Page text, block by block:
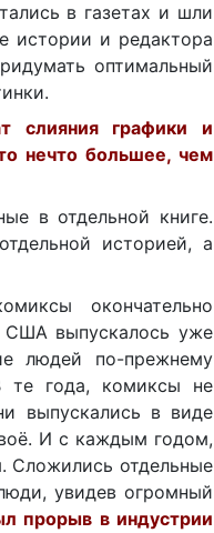
в газетах и шли
истории и редактора
оптимальный
слияния графики и
нечто большее, чем
в отдельной книге.
историей, а
окончательно
США выпускалось уже
людей по-прежнему
те года, комиксы не
выпускались в виде
И с каждым годом,
Сложились отдельные
увидев огромный
прорыв в индустрии